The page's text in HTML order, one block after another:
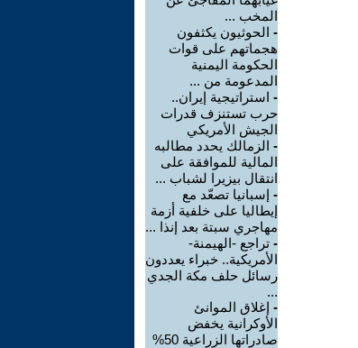
المخب ...
- الحوثيون يكثفون
هجماتهم على قوات
الحكومة اليمنية
المدعومة من ...
- استراتيجية إيران..
حرب تستنزف قدرات
الجيش الأمريكي
- الزمالك يحدد مطالبه
المالية للموافقة على
انتقال بيزيرا لشباب ...
- إسبانيا تصعّد مع
إيطاليا على خلفية أزمة
مهاجري سبتة بعد إنذا ...
- تراجع -الهيمنة-
الأمريكية.. خبراء يعددون
رسائل حلف مكة الجدي
...
- إغلاق الموانئ
الأوكرانية يخفض
صادراتها الزراعية 50%